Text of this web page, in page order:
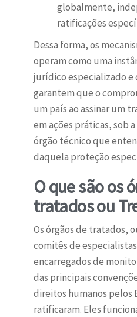
globalmente,
ratificações
Dessa forma, os
operam como uma
jurídico especializado e
garantem que o
um país ao assinar um
em ações práticas, sob
órgão técnico que
daquela proteção
O que são os
tratados ou
Os órgãos de tratados,
comitês de
encarregados de
das principais
direitos humanos pelos
ratificaram. Eles